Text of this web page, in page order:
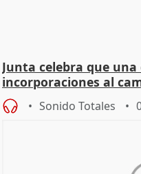
Junta celebra que
incorporaciones al
jóvenes
Sonido Totales